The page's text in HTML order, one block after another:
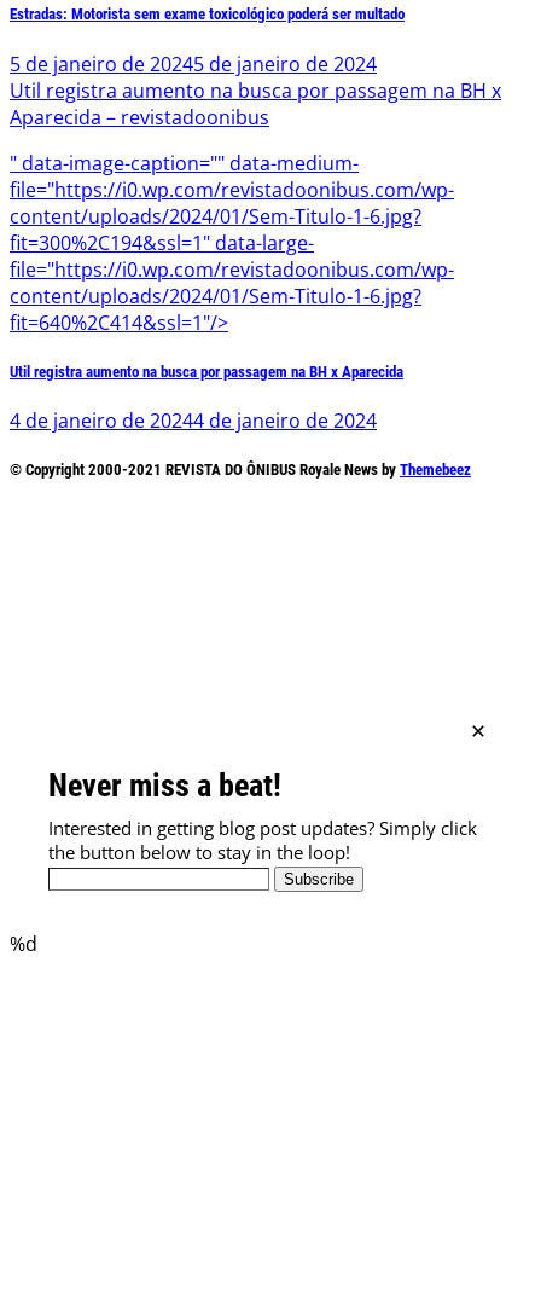
Estradas: Motorista sem exame toxicológico poderá ser multado
5 de janeiro de 20245 de janeiro de 2024
Util registra aumento na busca por passagem na BH x
Aparecida – revistadoonibus
" data-image-caption="" data-medium-
file="https://i0.wp.com/revistadoonibus.com/wp-
content/uploads/2024/01/Sem-Titulo-1-6.jpg?
fit=300%2C194&ssl=1" data-large-
file="https://i0.wp.com/revistadoonibus.com/wp-
content/uploads/2024/01/Sem-Titulo-1-6.jpg?
fit=640%2C414&ssl=1"/>
Util registra aumento na busca por passagem na BH x Aparecida
4 de janeiro de 20244 de janeiro de 2024
© Copyright 2000-2021 REVISTA DO ÔNIBUS Royale News by Themebeez
Never miss a beat!
Interested in getting blog post updates? Simply click
the button below to stay in the loop!
Subscribe
%d